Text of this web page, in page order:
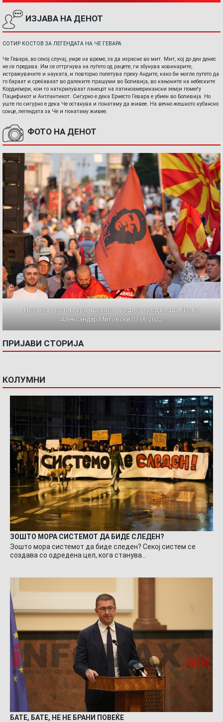
ИЗЈАВА НА ДЕНОТ
СОТИР КОСТОВ ЗА ЛЕГЕНДАТА НА ЧЕ ГЕВАРА
Че Гевара, во секој случај, умре на време, за да израсне во мит. Мит, кој до ден денес
не се предава. Им се оттргнува на луѓето од рацете, ги збунува новинарите,
истражувачите и науката, и повторно полетува преку Андите, како би могле луѓето да
го бараат и среќаваат во далеките прашуми во Боливија, во кањоните на небеските
Кордиљери, кои го наткрилуваат ланецот на латиноамерикански земји помеѓу
Пацификот и Антлантикот. Сигурно е дека Ернесто Гевара е убиен во Боливија. Но
уште по сигурно е дека Че останува и понатаму да живее. На вечно жешкото кубанско
сонце, легендата за Че и понатаму живее.
ФОТО НА ДЕНОТ
Протест против францускиот предлог пред Влада. Фото:
Александар Митовски,03.06.2022
ПРИЈАВИ СТОРИЈА
КОЛУМНИ
ЗОШТО МОРА СИСТЕМОТ ДА БИДЕ СЛЕДЕН?
Зошто мора системот да биде следен? Секој систем се
создава со одредена цел, кога станува…
БАТЕ, БАТЕ, НЕ НЕ БРАНИ ПОВЕЌЕ